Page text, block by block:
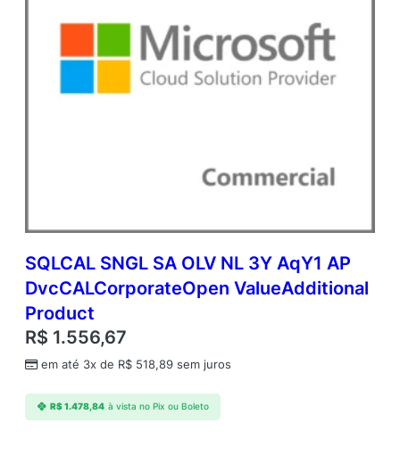
SQLCAL SNGL SA OLV NL 3Y AqY1 AP
DvcCALCorporateOpen ValueAdditional
Product
R$ 1.556,67
em até 3x de R$ 518,89 sem juros
R$1.478,84 à vista no Pix ou Boleto